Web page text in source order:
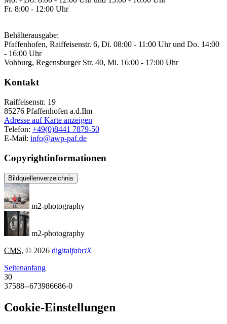
Fr. 8:00 - 12:00 Uhr
Behälterausgabe:
Pfaffenhofen, Raiffeisenstr. 6, Di. 08:00 - 11:00 Uhr und Do. 14:00
- 16:00 Uhr
Vohburg, Regensburger Str. 40, Mi. 16:00 - 17:00 Uhr
Kontakt
Raiffeisenstr. 19
85276 Pfaffenhofen a.d.Ilm
Adresse auf Karte anzeigen
Telefon: +49(0)8441 7879-50
E-Mail: info@awp-paf.de
Copyrightinformationen
Bildquellenverzeichnis
m2-photography
m2-photography
CMS, © 2026 digitalfabriX
Seitenanfang
30
37588--673986686-0
Cookie-Einstellungen